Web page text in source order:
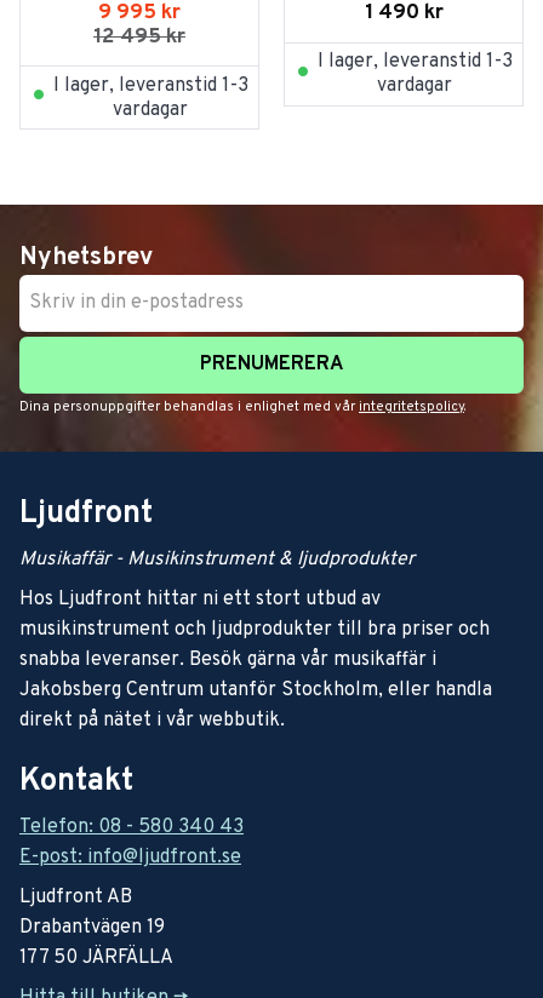
9 995 kr
12 495kr
I lager, leveranstid 1-3
vardagar
1 490 kr
I lager, leveranstid 1-3
vardagar
Nyhetsbrev
PRENUMERERA
Dina personuppgifter behandlas i enlighet med vår integritetspolicy.
Ljudfront
Musikaffär - Musikinstrument & ljudprodukter
Hos Ljudfront hittar ni ett stort utbud av
musikinstrument och ljudprodukter till bra priser och
snabba leveranser. Besök gärna vår musikaffär i
Jakobsberg Centrum utanför Stockholm, eller handla
direkt på nätet i vår webbutik.
Kontakt
Telefon: 08 - 580 340 43
E-post: info@ljudfront.se
Ljudfront AB
Drabantvägen 19
177 50 JÄRFÄLLA